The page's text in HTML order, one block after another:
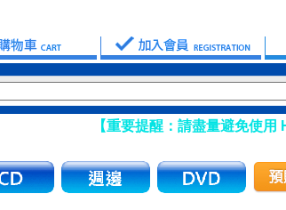
【重要提醒：請盡量避免使用 Hotmail